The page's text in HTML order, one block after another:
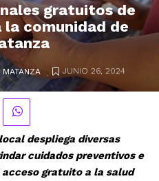
gratuitos de
comunidad de
. JUNIO 26, 2024
despliega diversas
cuidados preventivos e
gratuito a la salud